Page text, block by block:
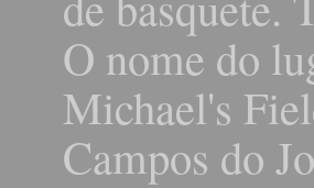
O nome do
Michael's
Campos do